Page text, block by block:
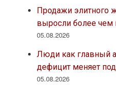
Продажи элитного
выросли более чем
05.08.2026
Люди как главный
дефицит меняет
05.08.2026